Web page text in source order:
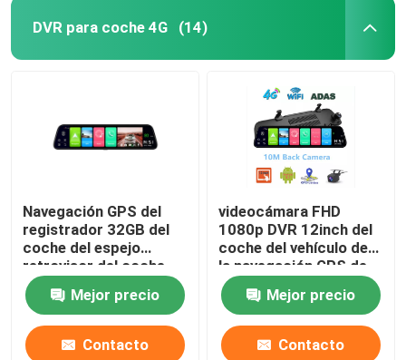
DVR para coche 4G (14)
Navegación GPS del
registrador 32GB del
coche del espejo
retrovisor del coche
DVR FHD1080P de 12
pulgadas ADAS 4G
Mejor precio
Contacto
videocámara FHD
1080p DVR 12inch del
coche del vehículo de
la navegación GPS de
4G ADAS Android
Mejor precio
Contacto